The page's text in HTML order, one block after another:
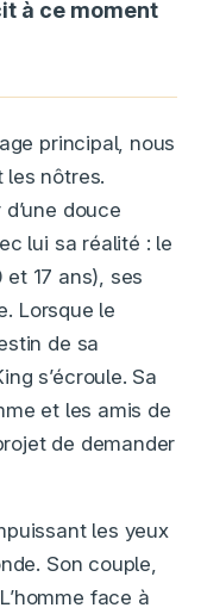
à ce moment
principal, nous
les nôtres.
douce
lui sa réalité : le
17 ans), ses
Lorsque le
de sa
s’écroule. Sa
et les amis de
de demander
les yeux
Son couple,
face à